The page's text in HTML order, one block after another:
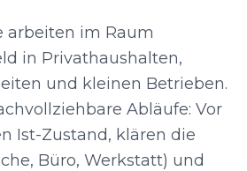
arbeiten im Raum
in Privathaushalten,
und kleinen Betrieben.
Abläufe: Vor
Ist-Zustand, klären die
Büro, Werkstatt) und